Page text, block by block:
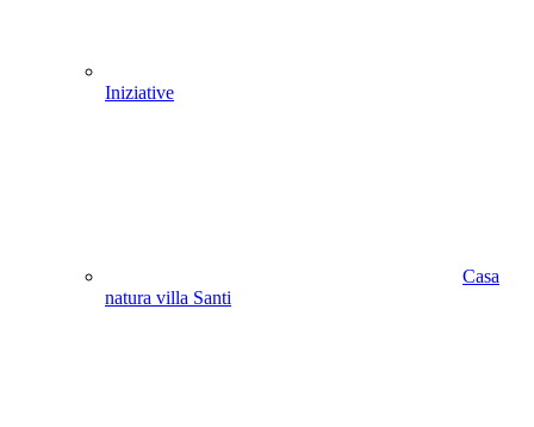
Iniziative
Casa
natura villa Santi